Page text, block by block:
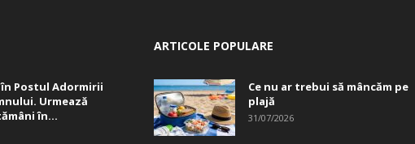
Postul Adormirii
Urmează
în...
ARTICOLE POPULARE
Ce nu ar trebui să mâncăm pe
plajă
31/07/2026